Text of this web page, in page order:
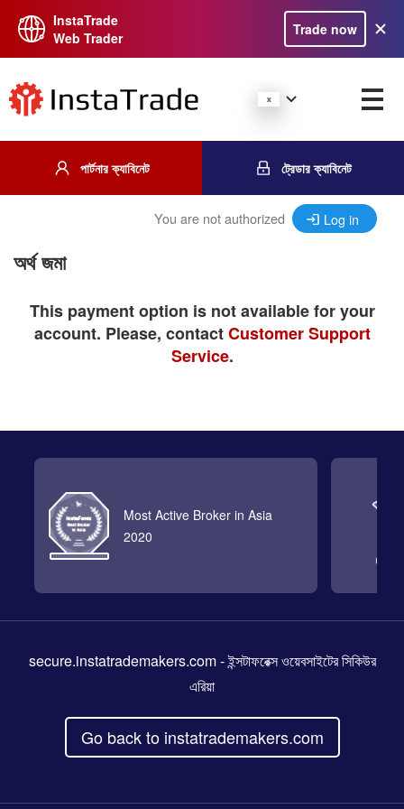
InstaTrade
Web Trader
Trade now
পার্টনার ক্যাবিনেট ট্রেডার ক্যাবিনেট
You are not authorized Log in
অর্থ জমা
This payment option is not available for your
account. Please, contactCustomer Support
Service.
Most Active Broker in Asia
2020
secure.instatrademakers.com- ইন্সটাফরেক্স ওয়েবসাইটের সিকিউর
এরিয়া
Go back to instatrademakers.com